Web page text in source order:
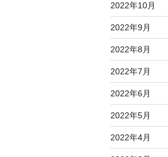
2022年10月
2022年9月
2022年8月
2022年7月
2022年6月
2022年5月
2022年4月